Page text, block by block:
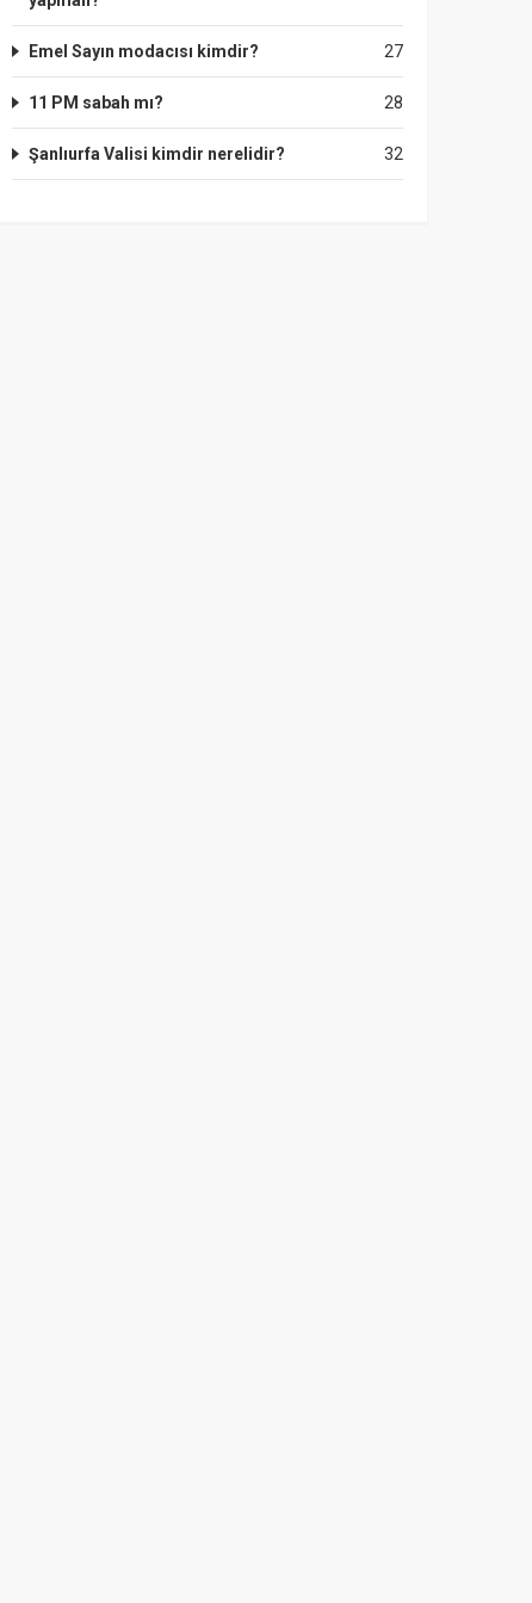
27
Emel Sayın modacısı kimdir?
28
11 PM sabah mı?
32
Şanlıurfa Valisi kimdir nerelidir?